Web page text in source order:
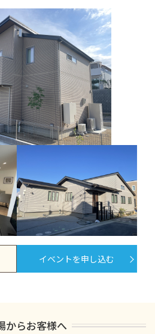
イベントを申し込む
からお客様へ